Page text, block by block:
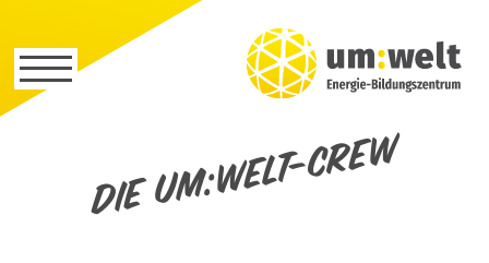
Die um:welt-Crew